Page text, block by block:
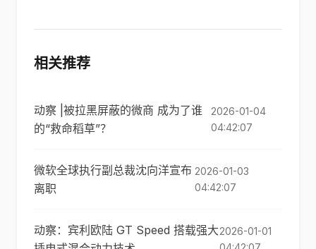
相关推荐
动察 |被拉黑屏蔽的微商 成为了谁
的“救命稻草”？
2026-01-04
04:42:07
微软全球执行副总裁沈向洋宣布
离职
2026-01-03
04:42:07
动察：宾利欧陆 GT Speed 搭载强大2026-01-01